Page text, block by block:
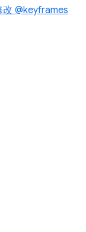
@keyframes